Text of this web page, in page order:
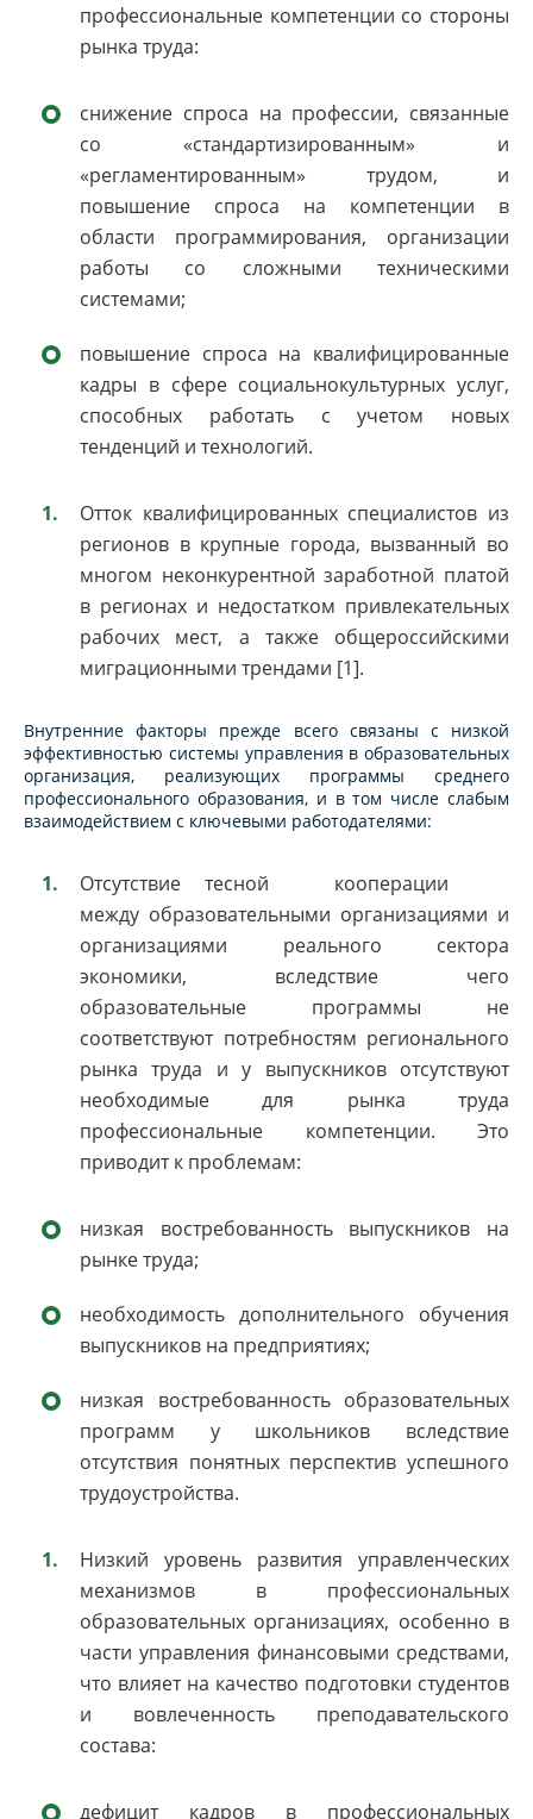
профессиональные компетенции со стороны
рынка труда:
снижение спроса на профессии, связанные
со «стандартизированным» и
«регламентированным» трудом, и
повышение спроса на компетенции в
области программирования, организации
работы со сложными техническими
системами;
повышение спроса на квалифицированные
кадры в сфере социально­культурных услуг,
способных работать с учетом новых
тенденций и технологий.
Отток квалифицированных специалистов из
регионов в крупные города, вызванный во
многом неконкурентной заработной платой
в регионах и недостатком привлекательных
рабочих мест, а также общероссийскими
миграционными трендами [1].
Внутренние факторы прежде всего связаны с низкой
эффективностью системы управления в образовательных
организация, реализующих программы среднего
профессионального образования, и в том числе слабым
взаимодействием с ключевыми работодателями:
Отсутствие тесной кооперации
между образовательными организациями и
организациями реального сектора
экономики, вследствие чего
образовательные программы не
соответствуют потребностям регионального
рынка труда и у выпускников отсутствуют
необходимые для рынка труда
профессиональные компетенции. Это
приводит к проблемам:
низкая востребованность выпускников на
рынке труда;
необходимость дополнительного обучения
выпускников на предприятиях;
низкая востребованность образовательных
программ у школьников вследствие
отсутствия понятных перспектив успешного
трудоустройства.
Низкий уровень развития управленческих
механизмов в профессиональных
образовательных организациях, особенно в
части управления финансовыми средствами,
что влияет на качество подготовки студентов
и вовлеченность преподавательского
состава:
дефицит кадров в профессиональных